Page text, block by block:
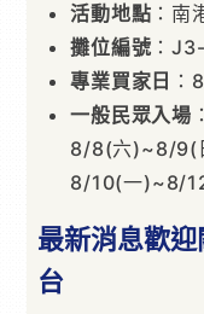
活動地點 ：南
攤位編號 ：
專業買家日
一般民眾入場 ：
8/8(六)~8/9(
8/10(一)~8/
最新消息歡
台